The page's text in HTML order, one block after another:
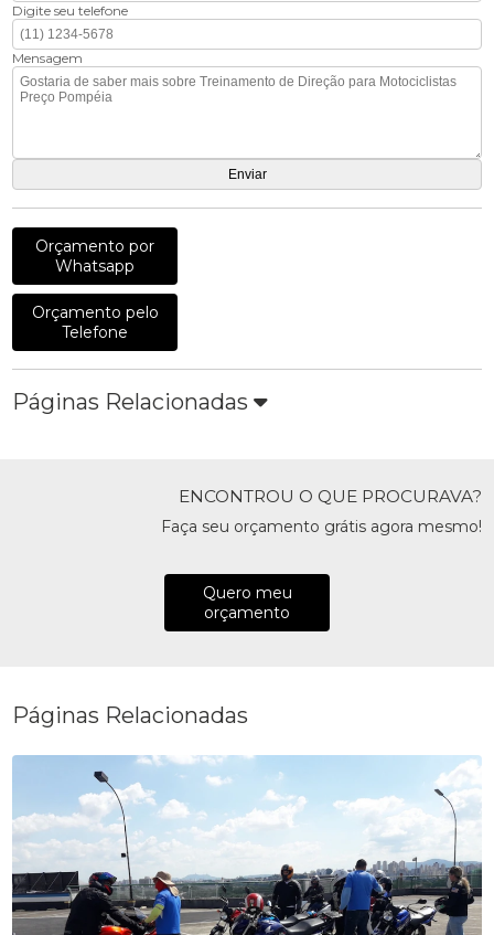
Digite seu telefone
Mensagem
Orçamento por
Whatsapp
Orçamento pelo
Telefone
Páginas Relacionadas
ENCONTROU O QUE PROCURAVA?
Faça seu orçamento grátis agora mesmo!
Quero meu
orçamento
Páginas Relacionadas